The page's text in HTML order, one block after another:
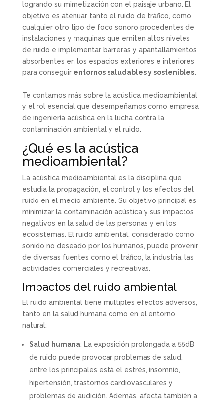
logrando su mimetización con el paisaje urbano. El
objetivo es atenuar tanto el ruido de tráfico, como
cualquier otro tipo de foco sonoro procedentes de
instalaciones y maquinas que emiten altos niveles
de ruido e implementar barreras y apantallamientos
absorbentes en los espacios exteriores e interiores
para conseguir entornos saludables y sostenibles.
Te contamos más sobre la acústica medioambiental
y el rol esencial que desempeñamos como empresa
de ingeniería acústica en la lucha contra la
contaminación ambiental y el ruido.
¿Qué es la acústica
medioambiental?
La acústica medioambiental es la disciplina que
estudia la propagación, el control y los efectos del
ruido en el medio ambiente. Su objetivo principal es
minimizar la contaminación acústica y sus impactos
negativos en la salud de las personas y en los
ecosistemas. El ruido ambiental, considerado como
sonido no deseado por los humanos, puede provenir
de diversas fuentes como el tráfico, la industria, las
actividades comerciales y recreativas.
Impactos del ruido ambiental
El ruido ambiental tiene múltiples efectos adversos,
tanto en la salud humana como en el entorno
natural:
Salud humana: La exposición prolongada a 55dB
de ruido puede provocar problemas de salud,
entre los principales está el estrés, insomnio,
hipertensión, trastornos cardiovasculares y
problemas de audición. Además, afecta también a